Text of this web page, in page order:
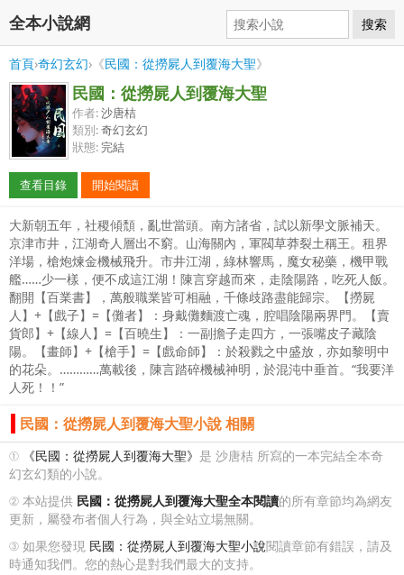
全本小說網 搜索
首頁›奇幻玄幻›《民國：從撈屍人到覆海大聖》
民國：從撈屍人到覆海大聖
作者:沙唐桔
類別:奇幻玄幻
狀態: 完結
查看目錄 開始閱讀
大新朝五年，社稷傾頹，亂世當頭。南方諸省，試以新學文脈補天。
京津市井，江湖奇人層出不窮。山海關內，軍閥草莽裂土稱王。租界
洋場，槍炮煉金機械飛升。市井江湖，綠林響馬，魔女秘藥，機甲戰
艦……少一樣，便不成這江湖！陳言穿越而來，走陰陽路，吃死人飯。
翻開【百業書】，萬般職業皆可相融，千條歧路盡能歸宗。【撈屍
人】+【戲子】=【儺者】：身戴儺麵渡亡魂，腔唱陰陽兩界門。【賣
貨郎】+【線人】=【百曉生】：一副擔子走四方，一張嘴皮子藏陰
陽。【畫師】+【槍手】=【戲命師】：於殺戮之中盛放，亦如黎明中
的花朵。…………萬載後，陳言踏碎機械神明，於混沌中垂首。“我要洋
人死！！”
民國：從撈屍人到覆海大聖小說 相關
① 《民國：從撈屍人到覆海大聖》 是 沙唐桔 所寫的一本完結全本奇
幻玄幻類的小說。
② 本站提供 民國：從撈屍人到覆海大聖全本閱讀的所有章節均為網友
更新，屬發布者個人行為，與全站立場無關。
③ 如果您發現 民國：從撈屍人到覆海大聖小說閱讀章節有錯誤，請及
時通知我們。您的熱心是對我們最大的支持。